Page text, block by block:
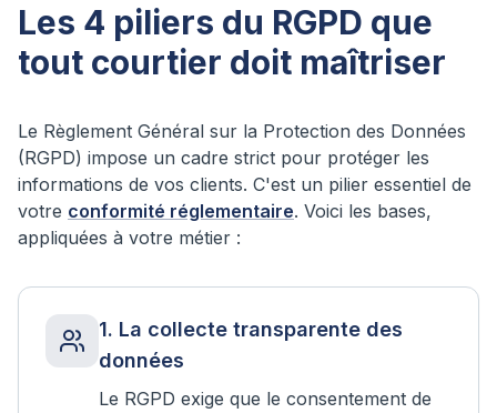
Les 4 piliers du RGPD que
tout courtier doit maîtriser
Le Règlement Général sur la Protection des Données
(RGPD) impose un cadre strict pour protéger les
informations de vos clients. C'est un pilier essentiel de
votre conformité réglementaire. Voici les bases,
appliquées à votre métier :
1. La collecte transparente des
données
Le RGPD exige que le consentement de